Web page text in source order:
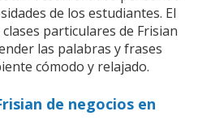
de los estudiantes. El
particulares de Frisian
las palabras y frases
cómodo y relajado.
de negocios en